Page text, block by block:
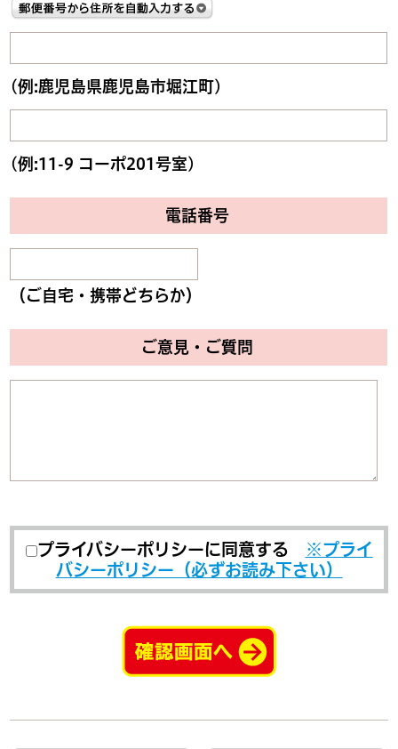
(例:鹿児島県鹿児島市堀江町)
(例:11-9 コーポ201号室)
電話番号
（ご自宅・携帯どちらか）
ご意見・ご質問
プライバシーポリシーに同意する
※プライ
バシーポリシー（必ずお読み下さい）